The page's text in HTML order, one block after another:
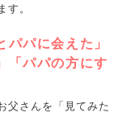
す。
パに会えた」
「パパの方にす
父さんを「見てみた